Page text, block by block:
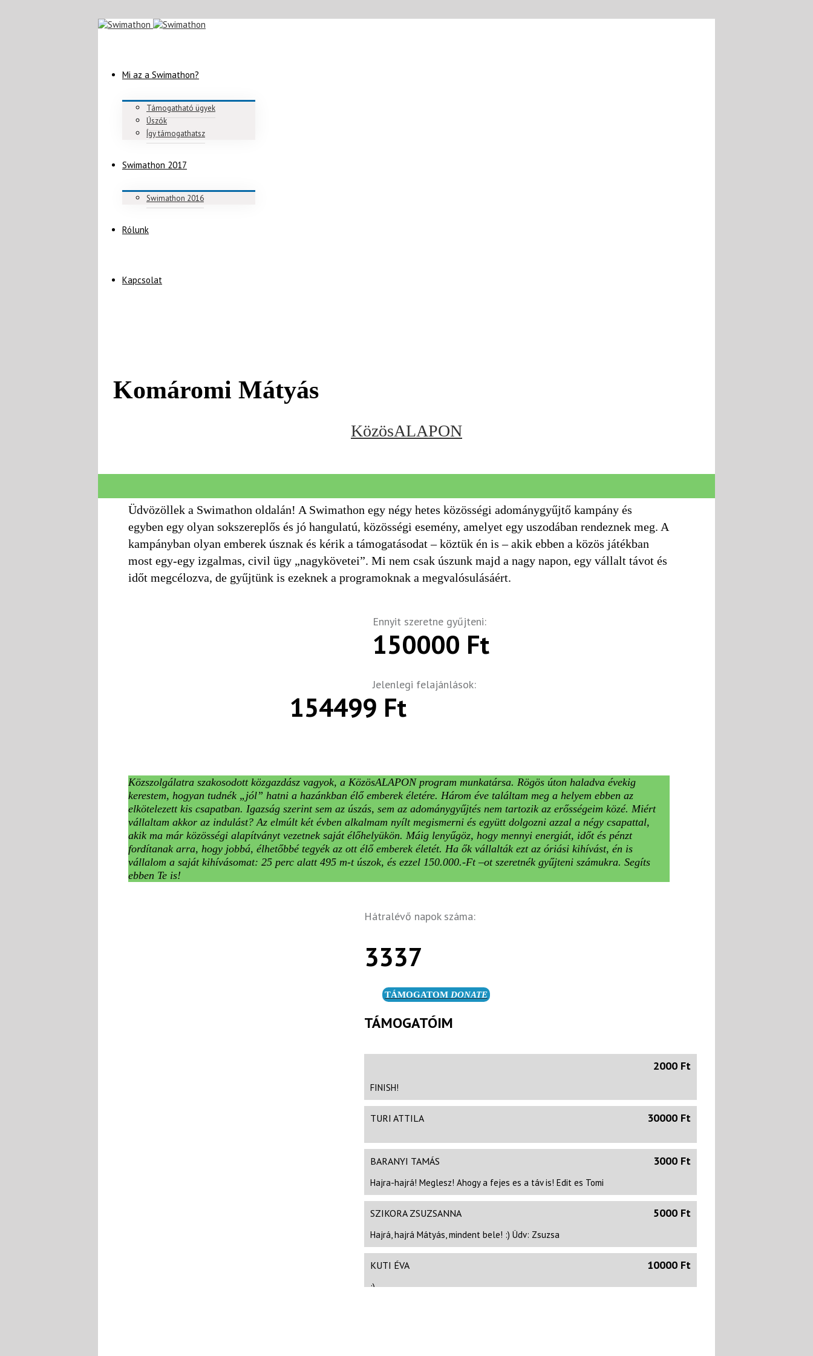
Mi az a Swimathon?
Támogatható ügyek
Úszók
Így támogathatsz
Swimathon 2017
Swimathon 2016
Rólunk
Kapcsolat
Komáromi Mátyás
KözösALAPON
Üdvözöllek a Swimathon oldalán! A Swimathon egy négy hetes közösségi adománygyűjtő kampány és
egyben egy olyan sokszereplős és jó hangulatú, közösségi esemény, amelyet egy uszodában rendeznek meg. A
kampányban olyan emberek úsznak és kérik a támogatásodat – köztük én is – akik ebben a közös játékban
most egy-egy izgalmas, civil ügy „nagykövetei”. Mi nem csak úszunk majd a nagy napon, egy vállalt távot és
időt megcélozva, de gyűjtünk is ezeknek a programoknak a megvalósulásáért.
Közszolgálatra szakosodott közgazdász vagyok, a KözösALAPON program munkatársa. Rögös úton haladva évekig
kerestem, hogyan tudnék „jól” hatni a hazánkban élő emberek életére. Három éve találtam meg a helyem ebben az
elkötelezett kis csapatban. Igazság szerint sem az úszás, sem az adománygyűjtés nem tartozik az erősségeim közé. Miért
vállaltam akkor az indulást? Az elmúlt két évben alkalmam nyílt megismerni és együtt dolgozni azzal a négy csapattal,
akik ma már közösségi alapítványt vezetnek saját élőhelyükön. Máig lenyűgöz, hogy mennyi energiát, időt és pénzt
fordítanak arra, hogy jobbá, élhetőbbé tegyék az ott élő emberek életét. Ha ők vállalták ezt az óriási kihívást, én is
vállalom a saját kihívásomat: 25 perc alatt 495 m-t úszok, és ezzel 150.000.-Ft –ot szeretnék gyűjteni számukra. Segíts
ebben Te is!
Ennyit szeretne gyűjteni:
150000 Ft
Jelenlegi felajánlások:
154499 Ft
Hátralévő napok száma:
3337
TÁMOGATOM DONATE
TÁMOGATÓIM
2000 Ft
FINISH!
TURI ATTILA 30000 Ft
BARANYI TAMÁS 3000 Ft
Hajra-hajrá! Meglesz! Ahogy a fejes es a táv is! Edit es Tomi
SZIKORA ZSUZSANNA 5000 Ft
Hajrá, hajrá Mátyás, mindent bele! :) Üdv: Zsuzsa
KUTI ÉVA 10000 Ft
:)